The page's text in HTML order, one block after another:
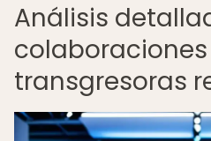
Análisis
colaboraciones
transgresoras